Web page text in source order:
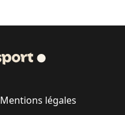
Mentions légales